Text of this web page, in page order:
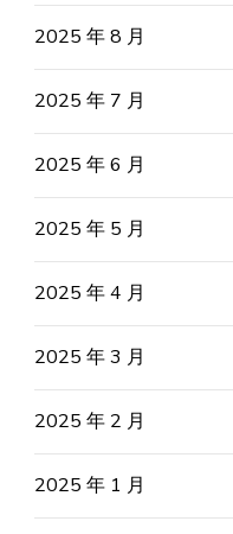
2025 年 8 月
2025 年 7 月
2025 年 6 月
2025 年 5 月
2025 年 4 月
2025 年 3 月
2025 年 2 月
2025 年 1 月